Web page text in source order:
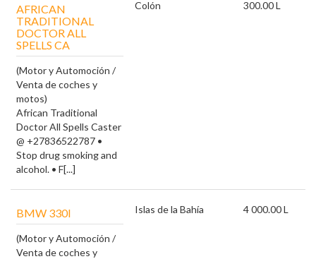
AFRICAN
TRADITIONAL
DOCTOR ALL
SPELLS CA
(Motor y Automoción /
Venta de coches y
motos)
African Traditional
Doctor All Spells Caster
@ +27836522787 •
Stop drug smoking and
alcohol. • F[...]
Colón 300.00 L
BMW 330I
(Motor y Automoción /
Venta de coches y
Islas de la Bahía 4 000.00 L